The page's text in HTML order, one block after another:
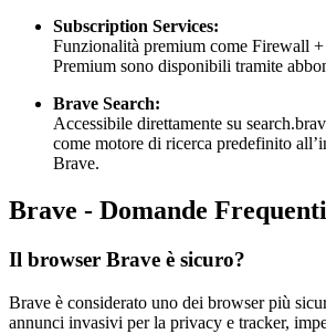
Subscription Services:
Funzionalità premium come Firewall
Premium sono disponibili tramite
Brave Search:
Accessibile direttamente su
come motore di ricerca predefinito
Brave.
Brave - Domande Frequenti
Il browser Brave è sicuro?
Brave è considerato uno dei browser più
annunci invasivi per la privacy e tracker,